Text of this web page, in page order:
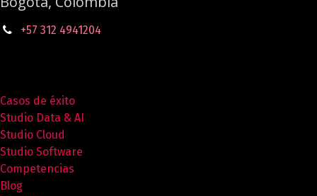
+57 312 4941204
Casos de éxito
Studio Data & AI
Studio Cloud
Studio Software
Competencias
Blog